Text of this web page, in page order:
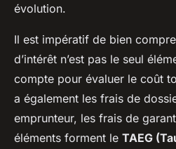
évolution.
Il est impératif de bien
d’intérêt n’est pas le seul
compte pour évaluer le coût
a également les frais de
emprunteur, les frais de
éléments forment le TAEG